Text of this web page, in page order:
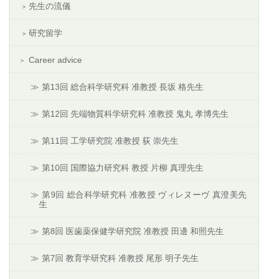
先生の流儀
研究留学
Career advice
第13回 総合科学研究科 准教授 長坂 格先生
第12回 先端物質科学研究科 准教授 鬼丸 孝博先生
第11回 工学研究院 准教授 荻 崇先生
第10回 国際協力研究科 教授 片柳 真理先生
第9回 総合科学研究科 准教授 ヴィレヌーヴ 真澄美先
生
第8回 医歯薬保健学研究院 准教授 田邊 和照先生
第7回 教育学研究科 准教授 尾形 明子先生